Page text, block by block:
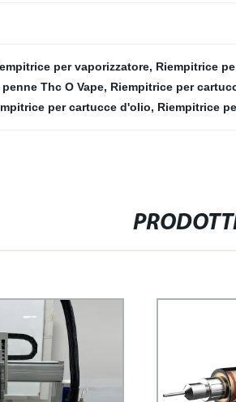
per vaporizzatore, Riempitrice
Thc O Vape, Riempitrice per
per cartucce d'olio, Riempitrice